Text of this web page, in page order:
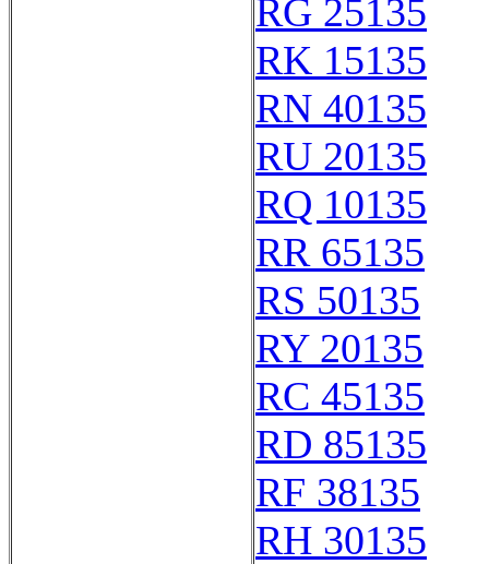
RG 25135
RK 15135
RN 40135
RU 20135
RQ 10135
RR 65135
RS 50135
RY 20135
RC 45135
RD 85135
RF 38135
RH 30135